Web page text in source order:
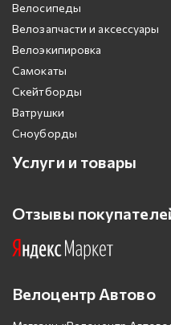
Велосипеды
Велозапчасти и аксессуары
Велоэкипировка
Самокаты
Скейтборды
Ватрушки
Сноуборды
Услуги и товары
Отзывы
Велоцентр Автово